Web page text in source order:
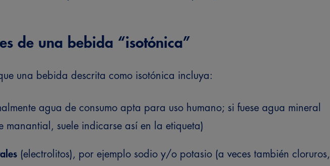
de una bebida “isotónica”
una bebida descrita como isotónica incluya:
agua de consumo apta para uso humano; si fuese agua mineral
manantial, suele indicarse así en la etiqueta)
(electrolitos), por ejemplo sodio y/o potasio (a veces también cloruros,